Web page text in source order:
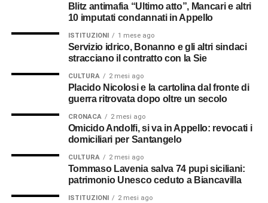
Blitz antimafia “Ultimo atto”, Mancari e altri
10 imputati condannati in Appello
ISTITUZIONI 1 mese ago
Servizio idrico, Bonanno e gli altri sindaci
stracciano il contratto con la Sie
CULTURA 2 mesi ago
Placido Nicolosi e la cartolina dal fronte di
guerra ritrovata dopo oltre un secolo
CRONACA 2 mesi ago
Omicido Andolfi, si va in Appello: revocati i
domiciliari per Santangelo
CULTURA 2 mesi ago
Tommaso Lavenia salva 74 pupi siciliani:
patrimonio Unesco ceduto a Biancavilla
ISTITUZIONI 2 mesi ago